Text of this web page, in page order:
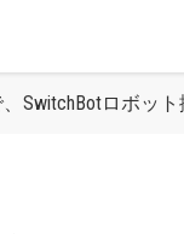
、SwitchBotロボッ